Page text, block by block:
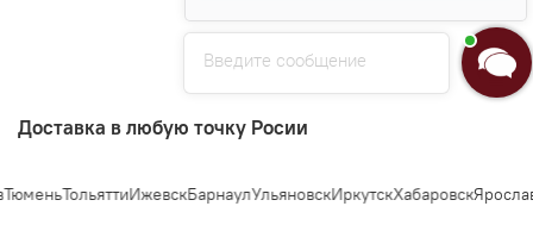
Доставка в любую точку Росии
ТольяттиИжевскБарнаулУльяновскИркутскХабаровскЯрославль
Введите сообщение